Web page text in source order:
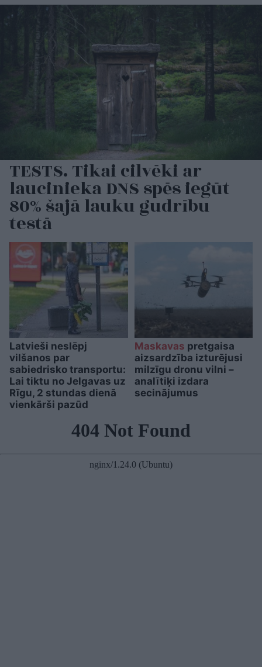
TESTS. Tikai cilvēki ar
laucinieka DNS spēs iegūt
80% šajā lauku gudrību
testā
Latvieši neslēpj
vilšanos par
sabiedrisko transportu:
Lai tiktu no Jelgavas uz
Rīgu, 2 stundas dienā
vienkārši pazūd
Maskavas pretgaisa
aizsardzība izturējusi
milzīgu dronu vilni –
analītiķi izdara
secinājumus